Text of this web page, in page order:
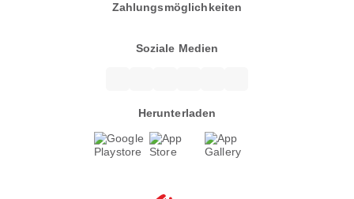
Zahlungsmöglichkeiten
Soziale Medien
Herunterladen